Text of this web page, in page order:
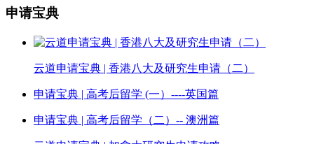
申请宝典
云道申请宝典 | 香港八大及研究生申请（二）
申请宝典 | 高考后留学 (一）----英国篇
申请宝典 | 高考后留学（二）-- 澳洲篇